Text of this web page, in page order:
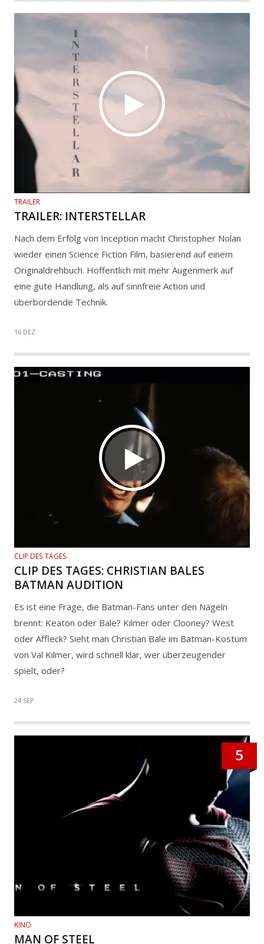
TRAILER
TRAILER: INTERSTELLAR
Nach dem Erfolg von Inception macht Christopher Nolan
wieder einen Science Fiction Film, basierend auf einem
Originaldrehbuch. Hoffentlich mit mehr Augenmerk auf
eine gute Handlung, als auf sinnfreie Action und
überbordende Technik.
16 DEZ.
CLIP DES TAGES
CLIP DES TAGES: CHRISTIAN BALES
BATMAN AUDITION
Es ist eine Frage, die Batman-Fans unter den Nägeln
brennt: Keaton oder Bale? Kilmer oder Clooney? West
oder Affleck? Sieht man Christian Bale im Batman-Kostüm
von Val Kilmer, wird schnell klar, wer überzeugender
spielt, oder?
24 SEP.
5
KINO
MAN OF STEEL